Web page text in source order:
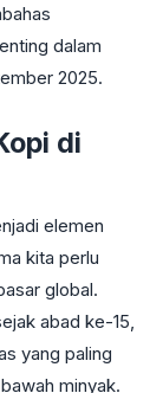
dalam
2025.
di
elemen
kita perlu
global.
abad ke-15,
yang paling
minyak.